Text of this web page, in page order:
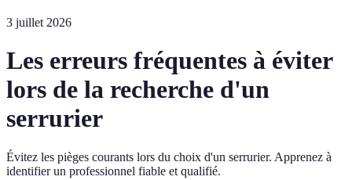
3 juillet 2026
Les erreurs fréquentes à éviter
lors de la recherche d'un
serrurier
Évitez les pièges courants lors du choix d'un serrurier. Apprenez à
identifier un professionnel fiable et qualifié.